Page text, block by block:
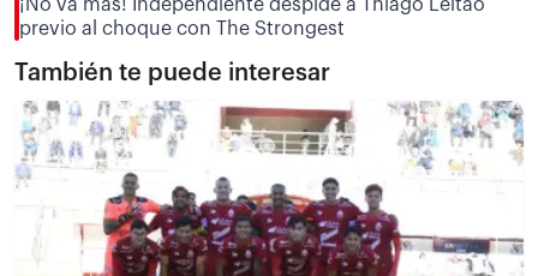
¡No va más! Independiente despide a Thiago Leitao
previo al choque con The Strongest
También te puede interesar